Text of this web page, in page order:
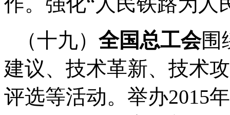
（十九） 全国总工会围
建议、技术革新、技术
评选等活动。举办2015